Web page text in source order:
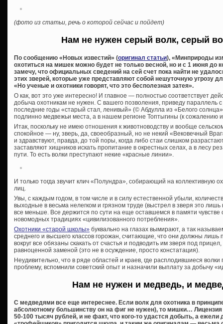
(фото из статьи, речь о которой сейчас и пойдет)
Нам не нужен серый волк, серый
По сообщению «Новых известий» (оригинал статьи), «Минприроды
охотиться на мишек можно будет не только весной, но и с 1 июня до
замечу, что официальных сведений на сей счет пока найти не
этих зверей, которые уже представляют собой нешуточную угрозу
«Но ученые и охотники говорят, что это бесполезная затея».
О как, вот это уже интересно! И главное — полностью соответствует
добыча охотникам не нужен. С вашего позволения, приведу параллель
последние годы «старый стал, ленивый» (© Абдулла из «Белого
подлинно медвежьи места, а в нашем регионе Топтыгины (к сожалению
Итак, поскольку не имею отношения к животноводству и вообще
спокойное — ну, зверь, да, своеобразный, но не некий «Вековечный
и здравствуют, правда, до той поры, когда либо стаи слишком
заставляют хищников искать пропитание в окрестных селах, а в лесу
пути. То есть волки преступают некие «красные линии».
И только тогда звучит клич «Полундра», собирающий на коллективную
лиц.
Увы, с каждым годом, в том числе и в силу естественной убыли,
выходные в весьма нелегком и грязном труде (выстрел в зверя это
все меньше. Все держится по сути на еще оставшемся в памяти чувстве
новомодных традициях «цивилизованного потребления».
Охотники «старой школы» буквально на глазах вымирают, а так
среднего и высшего классов горожан, считающие, что они должны лишь
вокруг все обязаны скакать от счастья и подводить им зверя под
равноценной заменой (это не в осуждение, просто констатация).
Неудивительно, что в ряде областей и краев, где расплодившиеся
проблему, вспомнили советский опыт и назначили выплату за добычу
Нам не нужен и медведь, и
С медведями все еще интереснее. Если волк для охотника в
абсолютному большинству он на фиг не нужен), то мишки… Лицензия
50-100 тысяч рублей, и не факт, что кого-то удастся добыть, а